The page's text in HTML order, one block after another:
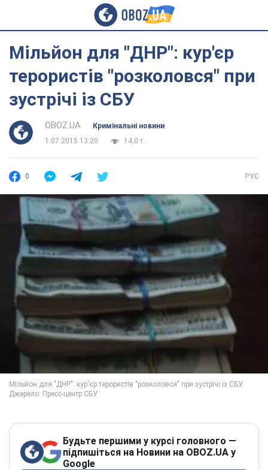
Мільйон для "ДНР": кур'єр
терористів "розколовся" при
зустрічі із СБУ
OBOZ.UA
Кримінальні новини
1.07.2015 13:20
14,0 т.
0 РУС
Будьте першими у курсі головного —
підпишіться на Новини на OBOZ.UA у
Google